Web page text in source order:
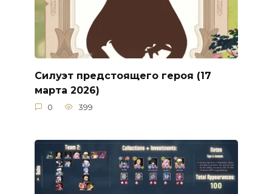
Силуэт предстоящего героя (17
марта 2026)
0 399